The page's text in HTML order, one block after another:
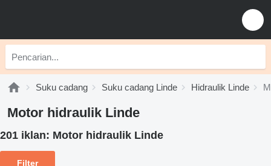
Suku cadang Suku cadang Linde Hidraulik Linde
Motor hidraulik Linde
201 iklan: Motor hidraulik Linde
Filter